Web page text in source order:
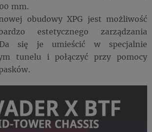
mm.
obudowy XPG jest możliwość
estetycznego zarządzania
się je umieścić w specjalnie
tunelu i połączyć przy pomocy